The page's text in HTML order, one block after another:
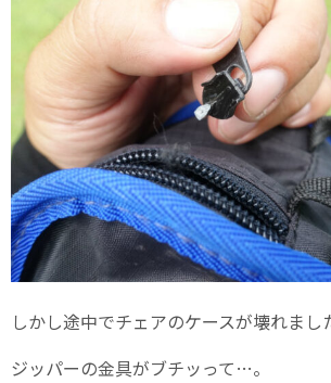
しかし途中でチェアのケースが壊れまし
ジッパーの金具がブチッって…。